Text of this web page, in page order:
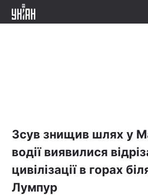
Зсув знищив шлях у
водії виявилися
цивілізації в горах
Лумпур